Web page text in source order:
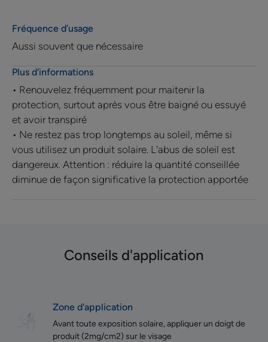
Fréquence d’usage
Aussi souvent que nécessaire
Plus d'informations
• Renouvelez fréquemment pour maitenir la
protection, surtout après vous être baigné ou essuyé
et avoir transpiré
• Ne restez pas trop longtemps au soleil, même si
vous utilisez un produit solaire. L'abus de soleil est
dangereux. Attention : réduire la quantité conseillée
diminue de façon significative la protection apportée
Conseils d'application
Zone d'application
Avant toute exposition solaire, appliquer un doigt de
produit (2mg/cm2) sur le visage